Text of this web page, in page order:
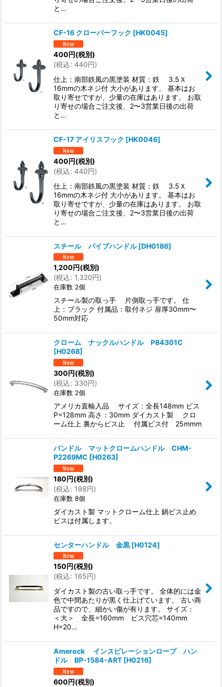
と…
CF-16 クローバーフック [HK0045]
400円(税別)
(税込: 440円)
仕上：南部鉄風の黒塗装 材質：鉄 3.5Ｘ
16mmの木ネジ付 大小があります。 基本はお
取り寄せですが、少量の在庫はあります。 お取
り寄せの場合ご注文後、2〜3営業日後の出荷
と…
CF-17 アイリスフック [HK0046]
400円(税別)
(税込: 440円)
仕上：南部鉄風の黒塗装 材質：鉄 3.5Ｘ
16mmの木ネジ付 大小があります。 基本はお
取り寄せですが、少量の在庫はあります。 お取
り寄せの場合ご注文後、2〜3営業日後の出荷
と…
スチール パイプハンドル [DH0186]
1,200 円(税別)
(税込: 1,320円)
在庫数 2個
スチール製の取っ手 片側取っ手です。 仕
上：ブラック 付属品：取付ネジ 扉厚30mm〜
50mm対応
クローム ナックルハンドル P84301C
[H0268]
300円(税別)
(税込: 330円)
在庫数 2個
アメリカ直輸入品 サイズ：全長148mm ビス
P=128mm 高さ：30mm ダイカスト製 クロ
ーム仕上 裏からビス止 付属ビス付 25mmm
バンドル マットクロームハンドル CHM-
P2269MC [H0263]
180円(税別)
(税込: 198円)
在庫数 8個
ダイカスト製 マットクローム仕上 鍋ビス止め
ビスは付属します。
センターハンドル 金黒 [H0124]
150 円(税別)
(税込: 165円)
ダイカスト製の古い取っ手です。 全体的には金
色で中間あたりが黒く仕上げています。 古い商
品ですので、細かい傷が有ります。 サイズ：
＜大＞ 全長=160mm ビス穴芯=140mm
H=20…
Amerock インスピレーションロープ ハン
ドル BP-1584-ART [H0216]
600円(税別)